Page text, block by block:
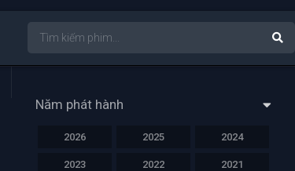
Năm phát hành
2026 2025 2024
2023 2022 2021